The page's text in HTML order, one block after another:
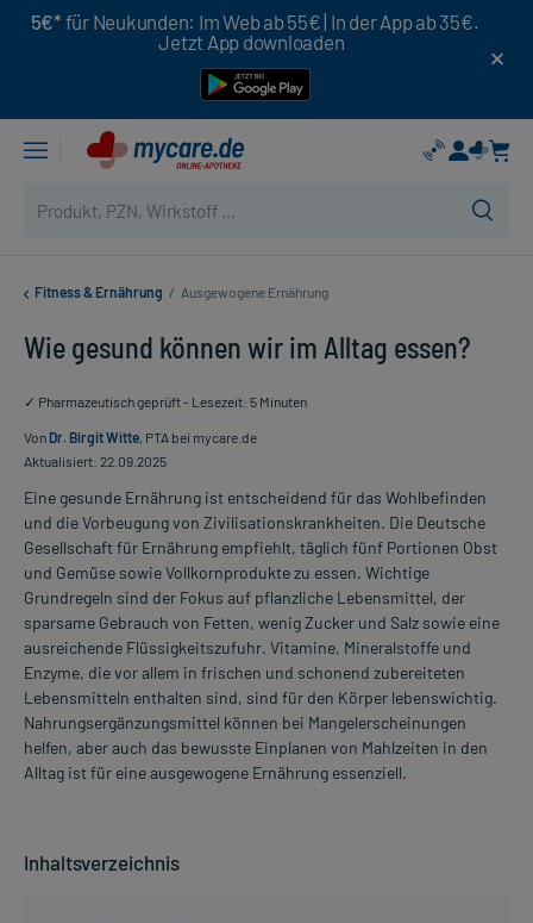
5€* für Neukunden: Im Web ab 55€ | In der App ab 35€.
Jetzt App downloaden
Fitness & Ernährung / Ausgewogene Ernährung
Wie gesund können wir im Alltag essen?
✓ Pharmazeutisch geprüft - Lesezeit: 5 Minuten
Von Dr. Birgit Witte, PTA bei mycare.de
Aktualisiert: 22.09.2025
Eine gesunde Ernährung ist entscheidend für das Wohlbefinden
und die Vorbeugung von Zivilisationskrankheiten. Die Deutsche
Gesellschaft für Ernährung empfiehlt, täglich fünf Portionen Obst
und Gemüse sowie Vollkornprodukte zu essen. Wichtige
Grundregeln sind der Fokus auf pflanzliche Lebensmittel, der
sparsame Gebrauch von Fetten, wenig Zucker und Salz sowie eine
ausreichende Flüssigkeitszufuhr. Vitamine, Mineralstoffe und
Enzyme, die vor allem in frischen und schonend zubereiteten
Lebensmitteln enthalten sind, sind für den Körper lebenswichtig.
Nahrungsergänzungsmittel können bei Mangelerscheinungen
helfen, aber auch das bewusste Einplanen von Mahlzeiten in den
Alltag ist für eine ausgewogene Ernährung essenziell.
Inhaltsverzeichnis